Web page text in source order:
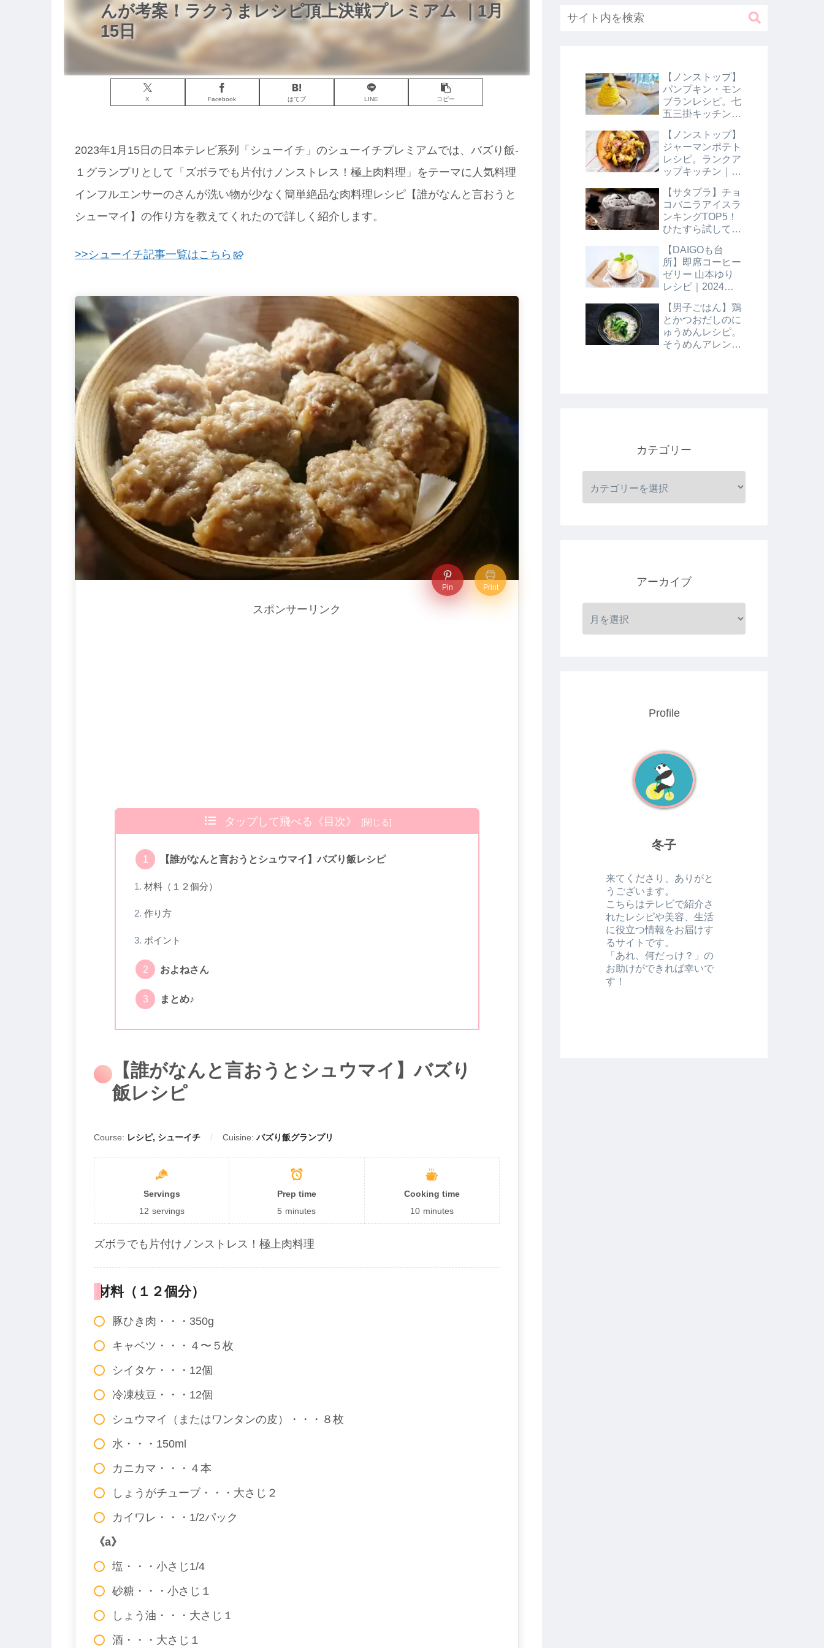
んが考案！ラクうまレシピ頂上決戦プレミアム ｜1月
15日
X Facebook はてブ LINE コピー
2023年1月15日の日本テレビ系列「シューイチ」のシューイチプレミアムでは、バズり飯-
１グランプリとして「ズボラでも片付けノンストレス！極上肉料理」をテーマに人気料理
インフルエンサーのさんが洗い物が少なく簡単絶品な肉料理レシピ【誰がなんと言おうと
シューマイ】の作り方を教えてくれたので詳しく紹介します。
>>シューイチ記事一覧はこちら
Pin Print
スポンサーリンク
タップして飛べる《目次》
【誰がなんと言おうとシュウマイ】バズり飯レシピ
材料（１２個分）
作り方
ポイント
およねさん
まとめ♪
【誰がなんと言おうとシュウマイ】バズり
飯レシピ
Course: レシピ, シューイチ Cuisine: バズり飯グランプリ
Servings
12 servings
Prep time
5 minutes
Cooking time
10 minutes
ズボラでも片付けノンストレス！極上肉料理
材料（１２個分）
豚ひき肉・・・350g
キャベツ・・・４〜５枚
シイタケ・・・12個
冷凍枝豆・・・12個
シュウマイ（またはワンタンの皮）・・・８枚
水・・・150ml
カニカマ・・・４本
しょうがチューブ・・・大さじ２
カイワレ・・・1/2パック
《a》
塩・・・小さじ1/4
砂糖・・・小さじ１
しょう油・・・大さじ１
酒・・・大さじ１
【ノンストップ】
パンプキン・モン
ブランレシピ。七
五三掛キッチン｜
【ノンストップ】
ジャーマンポテト
レシピ。ランクア
ップキッチン｜10
【サタプラ】チョ
コバニラアイスラ
ンキングTOP5！
ひたすら試してラ
日【サタデープラ
ス】
【DAIGOも台
所】即席コーヒー
ゼリー 山本ゆり
レシピ｜2024年8
【男子ごはん】鶏
とかつおだしのに
ゅうめんレシピ。
そうめんアレンジ
カテゴリー
アーカイブ
Profile
冬子
来てくださり、ありがと
うございます。
こちらはテレビで紹介さ
れたレシピや美容、生活
に役立つ情報をお届けす
るサイトです。
「あれ、何だっけ？」の
お助けができれば幸いで
す！